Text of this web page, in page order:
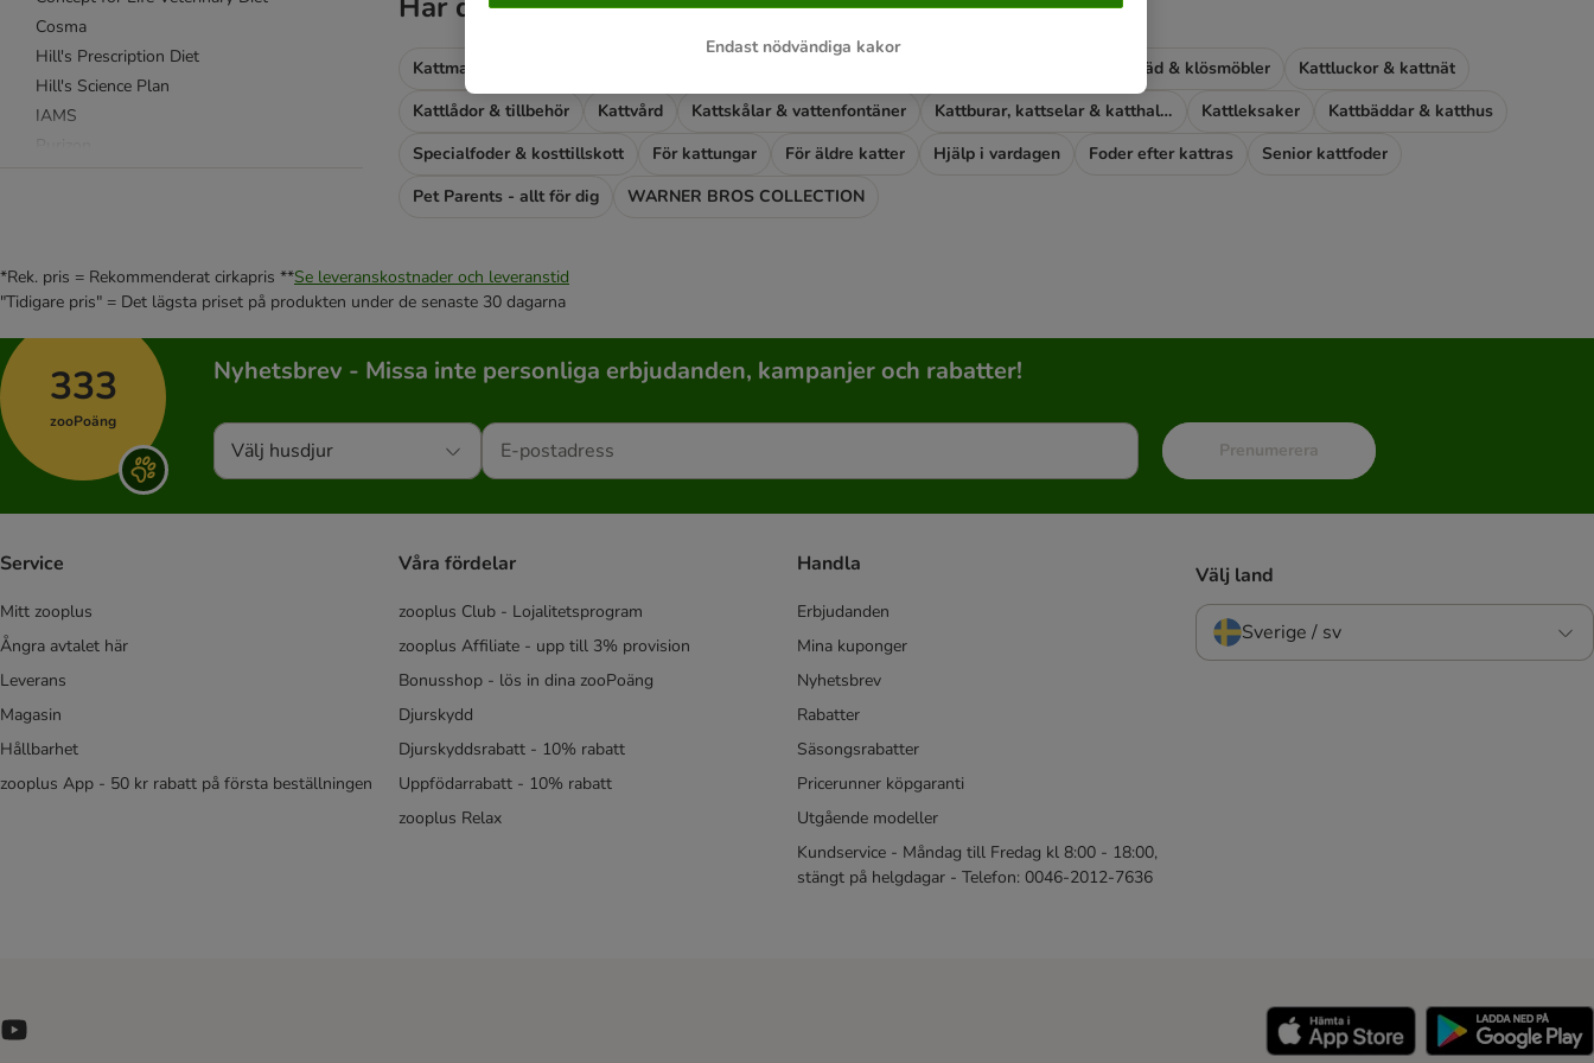
Cosma
Hill's Prescription Diet
Hill's Science Plan
IAMS
Whiskas
% Erbjudanden
4Vets
Affinity Advance
animonda Carny
Brit Premium by Nature
Calibra
Carnilove
Carnilove True Fresh
Cat´s Love
Crave
Dogs'n Tiger Cat
Har du inte hittat något ännu?
Kattmat (torrfoder) Klösträd & klösmöbler
Kattluckor & kattnät
Kattlådor & tillbehör
Kattvård Kattskålar & vattenfontäner Kattburar, kattselar & katthalsband Kattleksaker
Kattbäddar & katthus
Specialfoder & kosttillskott
För kattungar För äldre katter Hjälp i vardagen Foder efter kattras
Senior kattfoder
Pet Parents - allt för dig
WARNER BROS COLLECTION
*Rek. pris = Rekommenderat cirkapris **Se leveranskostnader och leveranstid
"Tidigare pris" = Det lägsta priset på produkten under de senaste 30 dagarna
333
zooPoäng
Nyhetsbrev - Missa inte personliga erbjudanden, kampanjer och rabatter!
Välj husdjur Prenumerera
Service
Mitt zooplus
Ångra avtalet här
Leverans
Magasin
Hållbarhet
zooplus App - 50 kr rabatt på första beställningen
Våra fördelar
zooplus Club - Lojalitetsprogram
zooplus Affiliate - upp till 3% provision
Bonusshop - lös in dina zooPoäng
Djurskydd
Djurskyddsrabatt - 10% rabatt
Uppfödarrabatt - 10% rabatt
zooplus Relax
Handla
Erbjudanden
Mina kuponger
Nyhetsbrev
Rabatter
Säsongsrabatter
Pricerunner köpgaranti
Utgående modeller
Kundservice - Måndag till Fredag kl 8:00 - 18:00,
stängt på helgdagar - Telefon: 0046-2012-7636
Välj land
Sverige / sv
Endast nödvändiga kakor